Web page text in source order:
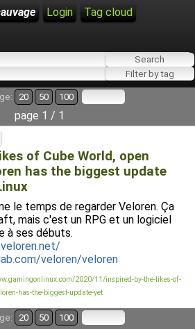
Login
Tag cloud
20 50 100
page 1 / 1
of Cube World, open
has the biggest update
le temps de regarder Veloren. Ça
mais c'est un RPG et un logiciel
à ses débuts.
veloren/veloren
2020/11/inspired-by-the-likes-of-
has-the-biggest-update-yet
20 50 100